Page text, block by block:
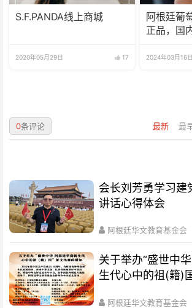
S.F.PANDA线上商城
2020年05月29日 17
阿根廷葡
正品，国
2024年03月16日
最新 最
0条评论
会长刘芳勇学习建
讲话心得体会
阿根廷华文教育基金会
关于举办“盛世中
生代心中的祖(籍)
阿根廷华文教育基金会